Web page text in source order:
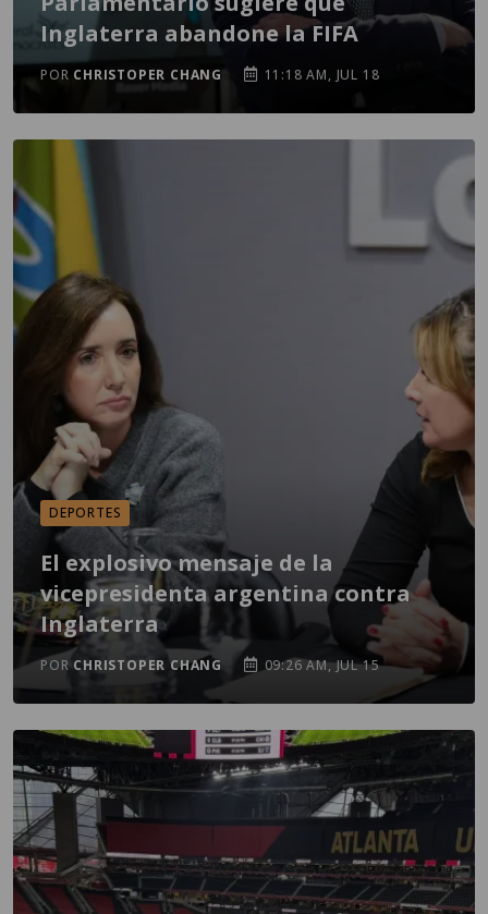
Inglaterra abandone la FIFA
POR CHRISTOPER CHANG 11:18 AM, JUL 18
DEPORTES
El explosivo mensaje de la
vicepresidenta argentina contra
Inglaterra
POR CHRISTOPER CHANG 09:26 AM, JUL 15